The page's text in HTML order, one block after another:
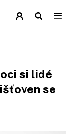
si lidé
se